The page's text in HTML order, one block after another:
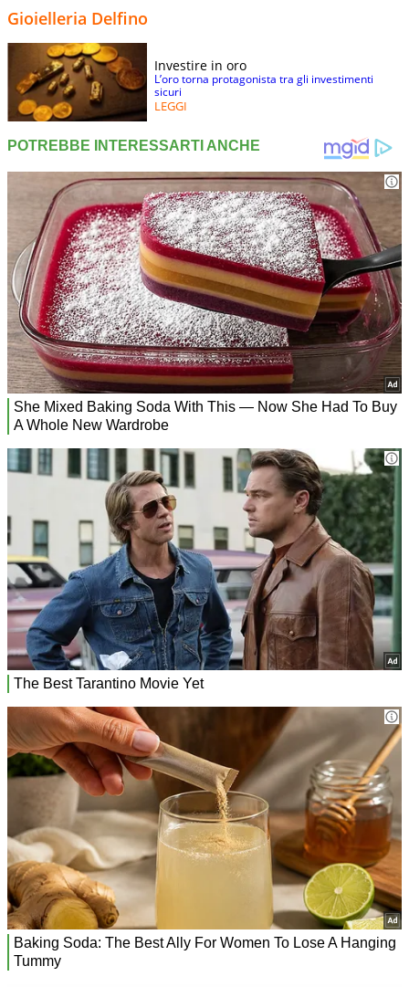
Gioielleria Delfino
Investire in oro
L’oro torna protagonista tra gli investimenti
sicuri
LEGGI